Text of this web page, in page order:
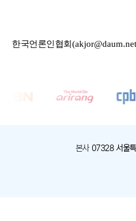
한국언론인협회
본사 07328 서울